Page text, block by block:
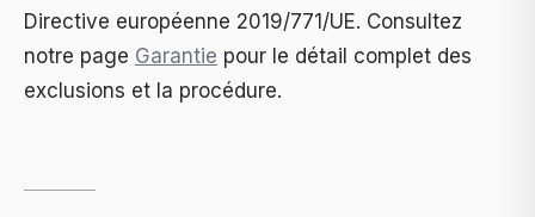
Directive européenne 2019/771/UE. Consultez
notre page Garantie pour le détail complet des
exclusions et la procédure.